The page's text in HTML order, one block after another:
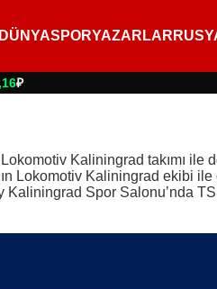
DÜNYASPORYAZARLAR
₽
Kaliningrad takımı ile
Lokomotiv Kaliningrad ekibi
Kaliningrad Spor Salonu’nda